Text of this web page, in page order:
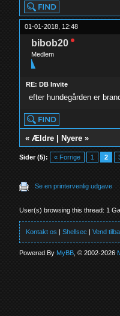
01-01-2018, 12:48
bibob20
Medlem
RE: DB Invite
efter hundegården er
«Ældre Nyere »
Sider (5): « Forrige 1 2
Se en printervenlig udgave
User(s) browsing this thread: 1
Kontakt os |Shellsec |Vend
Powered ByMyBB , © 2002-2026